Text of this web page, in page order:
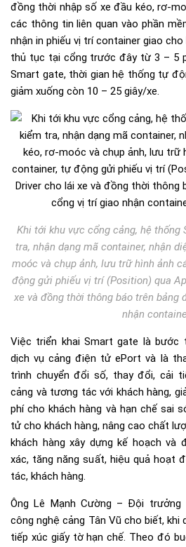
đồng thời nhập số xe đầu kéo, rơ-
các thông tin liên quan vào phần
nhận in phiếu vị trí container giao
thủ tục tại cổng trước đây từ 3 – 5
Smart gate, thời gian hệ thống tự
giảm xuống còn 10 – 25 giây/xe.
Khi tới khu vực cổng cảng, hệ
tra, nhận dạng mã container, nhận
moóc và chụp ảnh, lưu trữ hình ảnh
động gửi phiếu vị trí (Position) qua
xe và đồng thời thông báo trên
nhận
Việc triển khai Smart gate là bước
dịch vụ cảng điện tử ePort và là
trình chuyển đổi số, thay đổi, cải
cảng và tương tác với khách hàng,
phí cho khách hàng và hạn chế sai
tử cho khách hàng, nâng cao chất
khách hàng xây dựng kế hoạch và
xác, tăng năng suất, hiệu quả hoạt
tác, khách hàng.
Ông Lê Mạnh Cường – Đội
công nghệ cảng Tân Vũ cho biết, khi
tiếp xúc giấy tờ hạn chế. Theo đó